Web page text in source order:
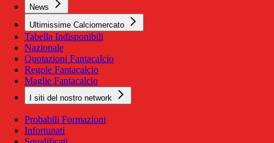
News
Ultimissime Calciomercato
Tabella Indisponibili
Nazionale
Quotazioni Fantacalcio
Regole Fantacalcio
Maglie Fantacalcio
I siti del nostro network
Probabili Formazioni
Infortunati